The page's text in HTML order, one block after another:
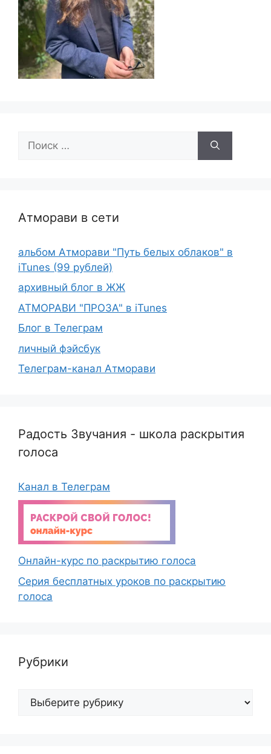
Атморави в сети
альбом Атморави "Путь белых облаков" в
iTunes (99 рублей)
архивный блог в ЖЖ
АТМОРАВИ "ПРОЗА" в iTunes
Блог в Телеграм
личный фэйсбук
Телеграм-канал Атморави
Радость Звучания - школа раскрытия
голоса
Канал в Телеграм
Онлайн-курс по раскрытию голоса
Серия бесплатных уроков по раскрытию
голоса
Рубрики
Рубрики